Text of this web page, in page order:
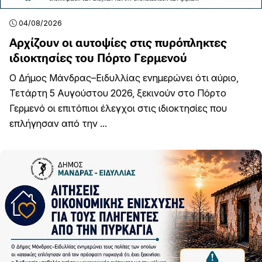
04/08/2026
Αρχίζουν οι αυτοψίες στις πυρόπληκτες
ιδιοκτησίες του Πόρτο Γερμενού
Ο Δήμος Μάνδρας–Ειδυλλίας ενημερώνει ότι αύριο,
Τετάρτη 5 Αυγούστου 2026, ξεκινούν στο Πόρτο
Γερμενό οι επιτόπιοι έλεγχοι στις ιδιοκτησίες που
επλήγησαν από την ...